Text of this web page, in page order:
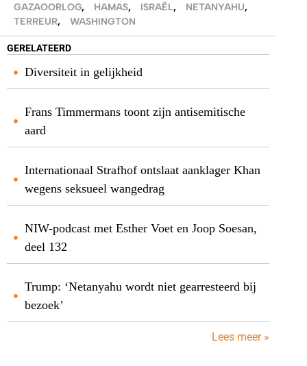
GAZAOORLOG, HAMAS, ISRAËL, NETANYAHU,
TERREUR, WASHINGTON
GERELATEERD
Diversiteit in gelijkheid
Frans Timmermans toont zijn antisemitische
aard
Internationaal Strafhof ontslaat aanklager Khan
wegens seksueel wangedrag
NIW-podcast met Esther Voet en Joop Soesan,
deel 132
Trump: ‘Netanyahu wordt niet gearresteerd bij
bezoek’
Lees meer »